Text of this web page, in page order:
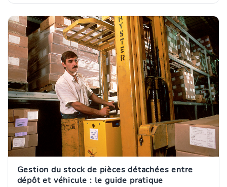
Gestion du stock de pièces détachées entre
dépôt et véhicule : le guide pratique